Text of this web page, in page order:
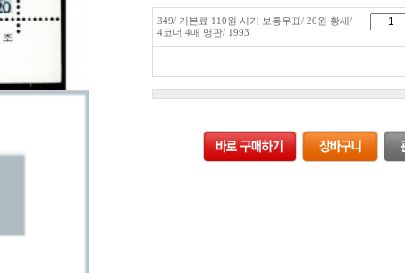
349/ 기본료 110원 시기 보통우표/ 20원 황새/
4코너 4매 명판/ 1993